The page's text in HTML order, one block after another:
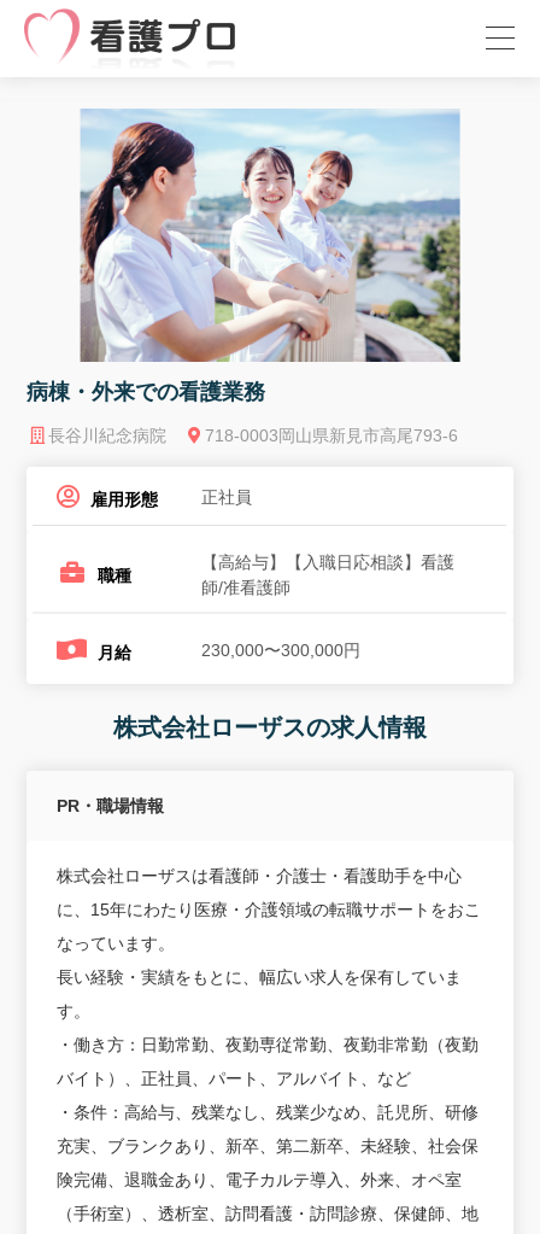
病棟・外来での看護業務
長谷川紀念病院 718-0003岡山県新見市高尾793-6
雇用形態 正社員
職種
【高給与】【入職日応相談】看護
師/准看護師
月給 230,000〜300,000円
株式会社ローザスの求人情報
PR・職場情報
株式会社ローザスは看護師・介護士・看護助手を中心
に、15年にわたり医療・介護領域の転職サポートをおこ
なっています。
長い経験・実績をもとに、幅広い求人を保有していま
す。
・働き方：日勤常勤、夜勤専従常勤、夜勤非常勤（夜勤
バイト）、正社員、パート、アルバイト、など
・条件：高給与、残業なし、残業少なめ、託児所、研修
充実、ブランクあり、新卒、第二新卒、未経験、社会保
険完備、退職金あり、電子カルテ導入、外来、オペ室
（手術室）、透析室、訪問看護・訪問診療、保健師、地